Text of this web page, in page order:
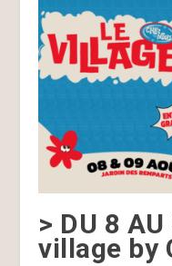
> DU 8
village by